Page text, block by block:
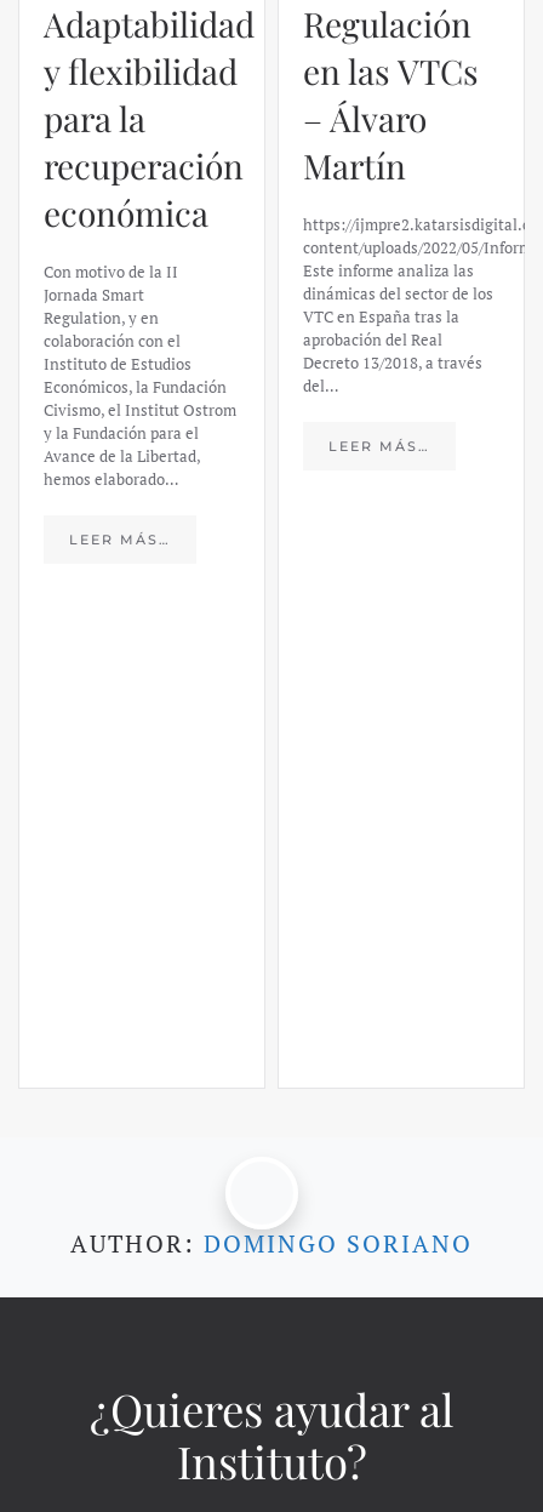
Regulación
en las VTCs
– Álvaro
Martín
https://ijmpre2.katarsisdigital.com/wp-
content/uploads/2022/05/Informe_sobre_las_VTC.pdf
Este informe analiza las
dinámicas del sector de los
VTC en España tras la
aprobación del Real
Decreto 13/2018, a través
del…
LEER MÁS…
El caso de
Silicon
Valley Bank:
un análisis
financiero –
Daniel
Fernández
AUTHOR: DOMINGO SORIANO
¿Quieres ayudar al
Instituto?